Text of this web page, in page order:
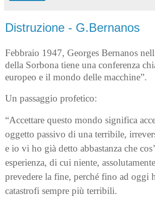
Distruzione - G.Bernanos
Febbraio 1947, Georges Bernanos
della Sorbona tiene una conferenza
europeo e il mondo delle macchine”.
Un passaggio profetico:
“Accettare questo mondo significa
oggetto passivo di una terribile,
e io vi ho già detto abbastanza che
esperienza, di cui niente,
prevedere la fine, perché fino ad oggi
catastrofi sempre più terribili.